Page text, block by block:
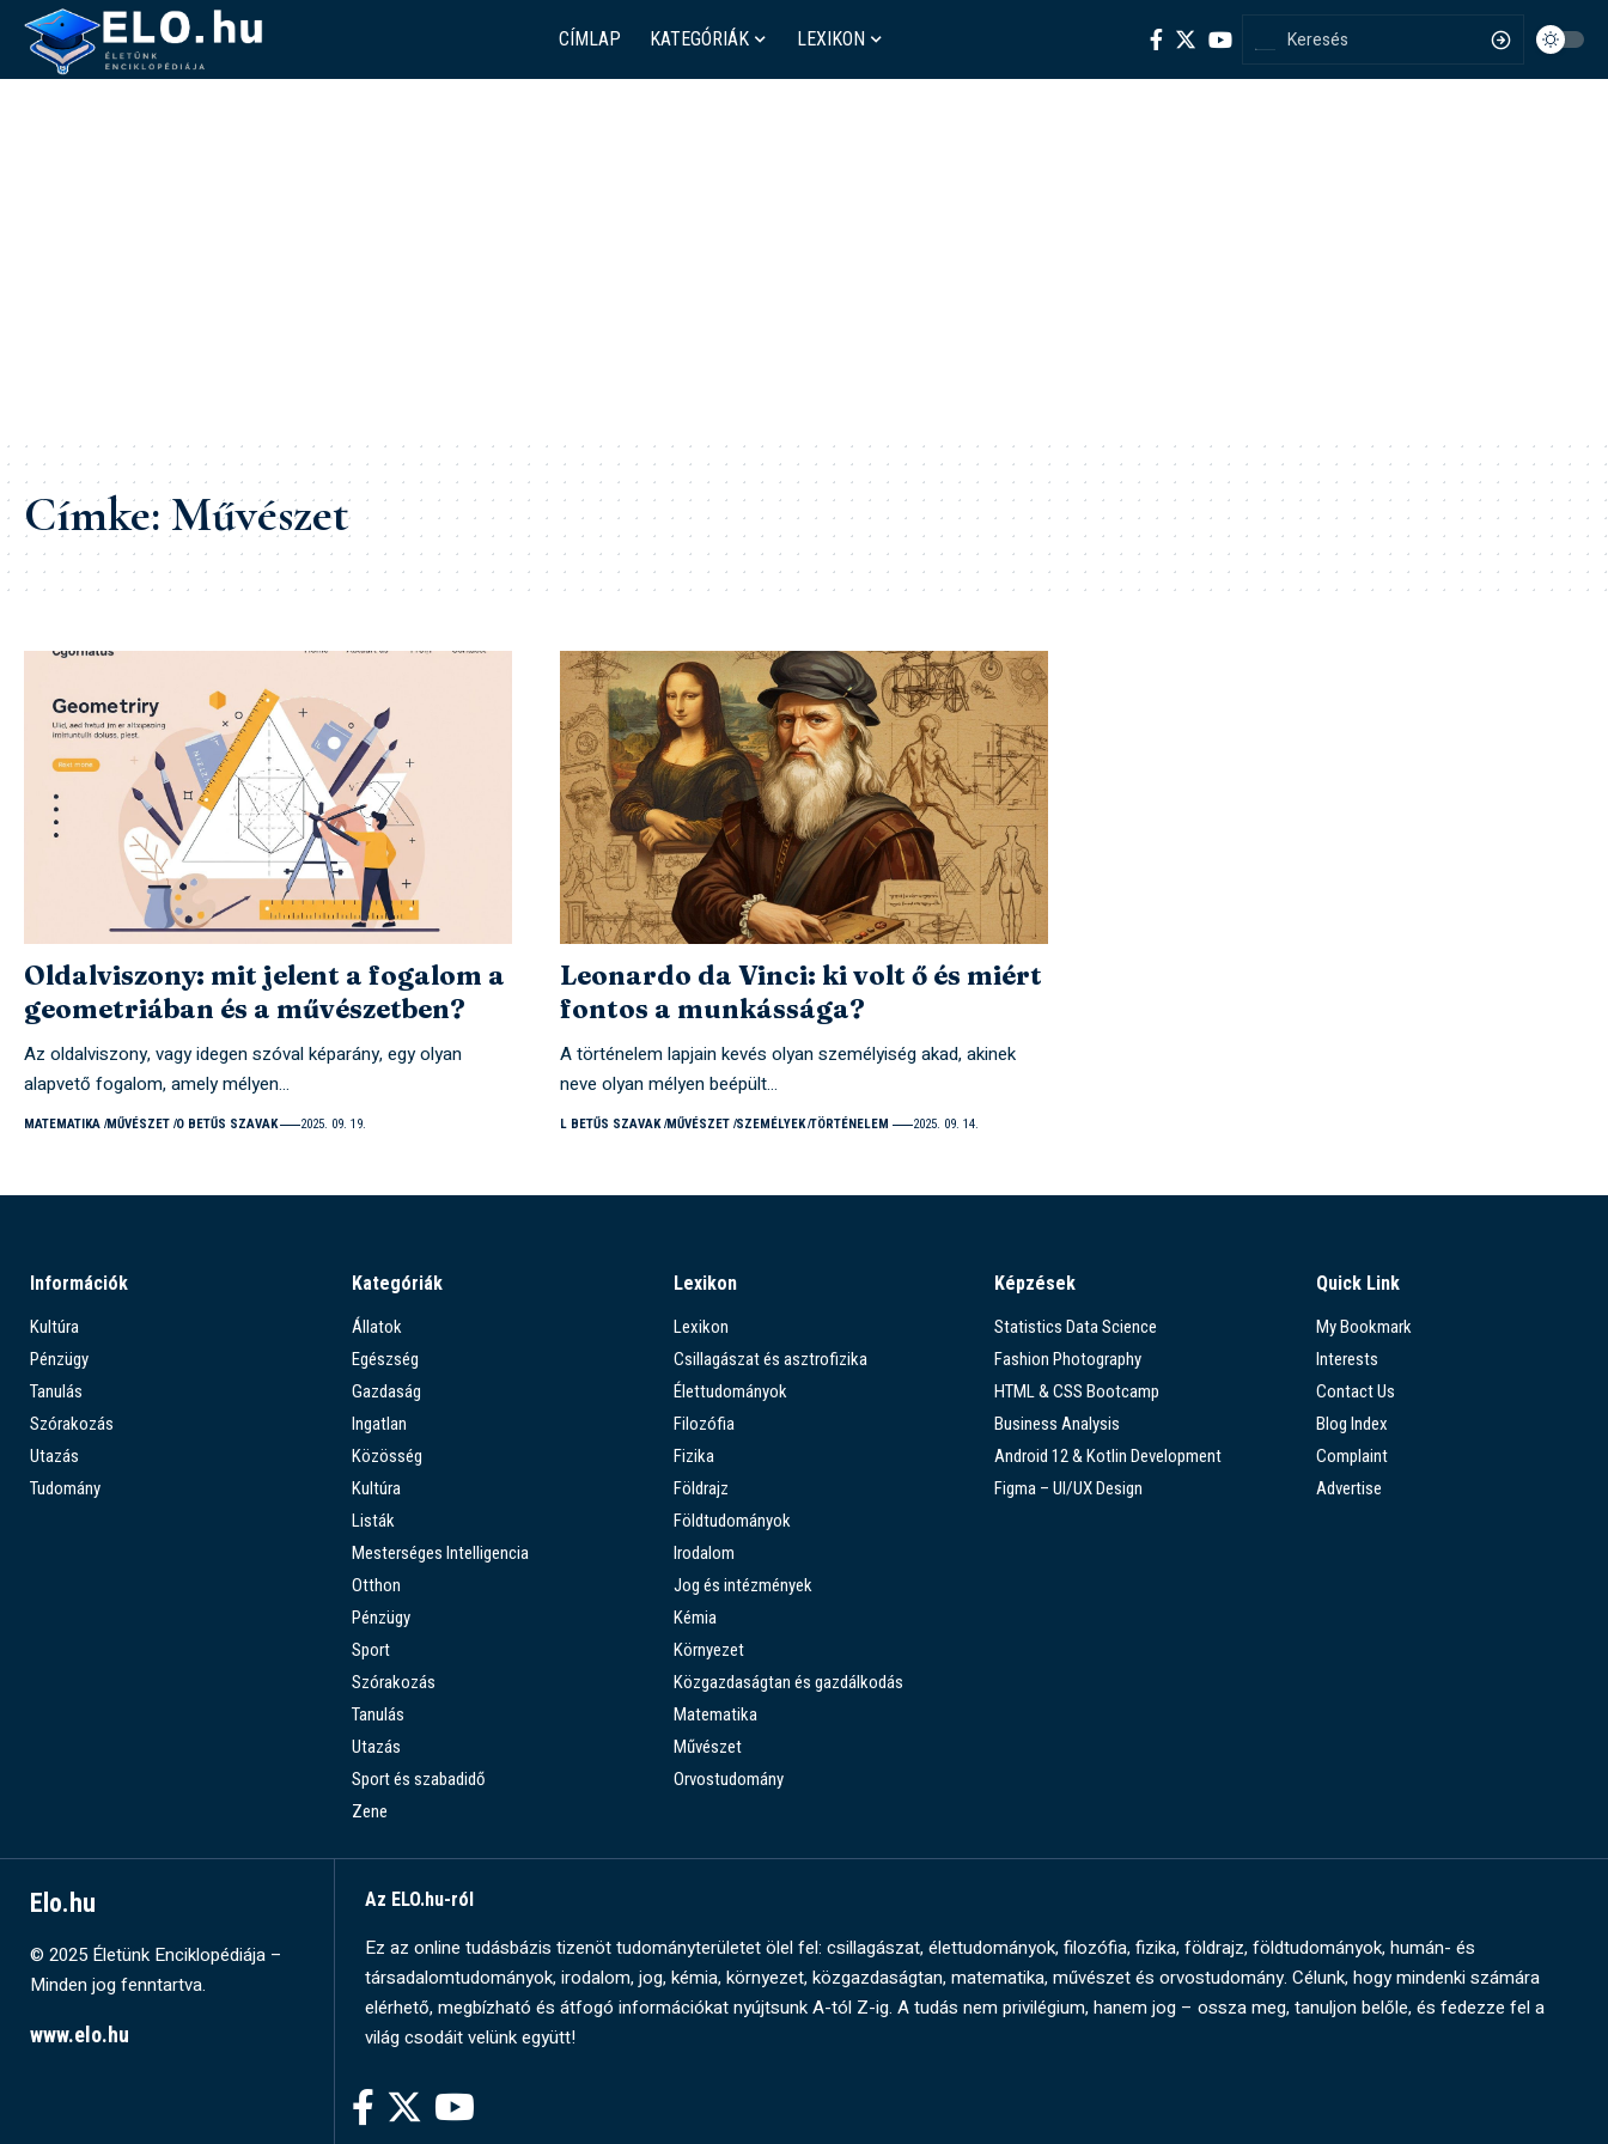
CÍMLAP KATEGÓRIÁK LEXIKON
Címke:Művészet
Oldalviszony: mit jelent a fogalom a
geometriában és a művészetben?
Az oldalviszony, vagy idegen szóval képarány, egy olyan
alapvető fogalom, amely mélyen…
MATEMATIKA MŰVÉSZET O BETŰS SZAVAK 2025. 09. 19.
Leonardo da Vinci: ki volt ő és miért
fontos a munkássága?
A történelem lapjain kevés olyan személyiség akad, akinek
neve olyan mélyen beépült…
L BETŰS SZAVAK MŰVÉSZET SZEMÉLYEK TÖRTÉNELEM 2025. 09. 14.
Információk
Kultúra
Pénzügy
Tanulás
Szórakozás
Utazás
Tudomány
Kategóriák
Állatok
Egészség
Gazdaság
Ingatlan
Közösség
Kultúra
Listák
Mesterséges Intelligencia
Otthon
Pénzügy
Sport
Szórakozás
Tanulás
Utazás
Sport és szabadidő
Zene
Lexikon
Lexikon
Csillagászat és asztrofizika
Élettudományok
Filozófia
Fizika
Földrajz
Földtudományok
Irodalom
Jog és intézmények
Kémia
Környezet
Közgazdaságtan és gazdálkodás
Matematika
Művészet
Orvostudomány
Képzések
Statistics Data Science
Fashion Photography
HTML & CSS Bootcamp
Business Analysis
Android 12 & Kotlin Development
Figma – UI/UX Design
Quick Link
My Bookmark
Interests
Contact Us
Blog Index
Complaint
Advertise
Elo.hu
© 2025 Életünk Enciklopédiája –
Minden jog fenntartva.
www.elo.hu
Az ELO.hu-ról
Ez az online tudásbázis tizenöt tudományterületet ölel fel: csillagászat, élettudományok, filozófia, fizika, földrajz, földtudományok, humán- és
társadalomtudományok, irodalom, jog, kémia, környezet, közgazdaságtan, matematika, művészet és orvostudomány. Célunk, hogy mindenki számára
elérhető, megbízható és átfogó információkat nyújtsunk A-tól Z-ig. A tudás nem privilégium, hanem jog – ossza meg, tanuljon belőle, és fedezze fel a
világ csodáit velünk együtt!